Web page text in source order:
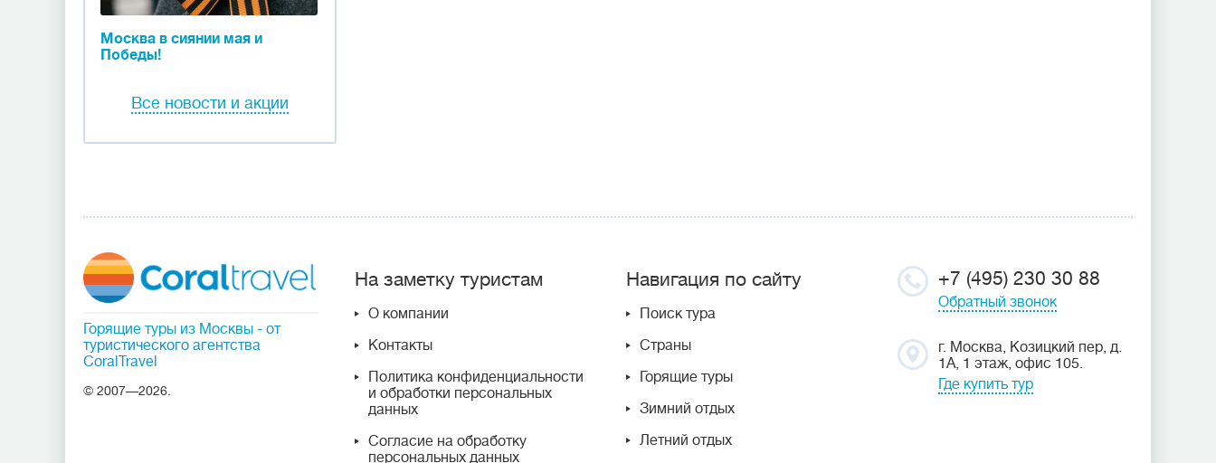
Москва в сиянии мая и
Победы!
Все новости и акции
Горящие туры из Москвы - от
туристического агентства
CoralTravel
© 2007—2026.
На заметку туристам
О компании
Контакты
Политика конфиденциальности
и обработки персональных
данных
Согласие на обработку
персональных данных
Навигация по сайту
Поиск тура
Страны
Горящие туры
Зимний отдых
Летний отдых
+7 (495) 230 30 88
Обратный звонок
г. Москва, Козицкий пер, д.
1А, 1 этаж, офис 105.
Где купить тур